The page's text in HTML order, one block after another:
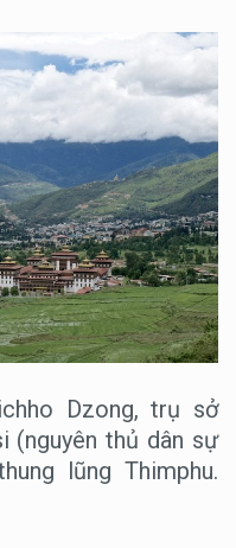
Dzong, trụ sở
(nguyên thủ dân sự
lũng Thimphu.